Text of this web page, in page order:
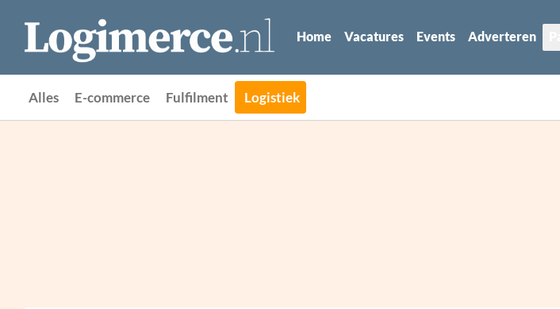
Home Vacatures Events Adverteren
Alles E-commerce Fulfilment Logistiek